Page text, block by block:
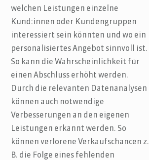
welchen Leistungen einzelne
Kund:innen oder Kundengruppen
interessiert sein könnten und wo ein
personalisiertes Angebot sinnvoll ist.
So kann die Wahrscheinlichkeit für
einen Abschluss erhöht werden.
Durch die relevanten Datenanalysen
können auch notwendige
Verbesserungen an den eigenen
Leistungen erkannt werden. So
können verlorene Verkaufschancen z.
B. die Folge eines fehlenden